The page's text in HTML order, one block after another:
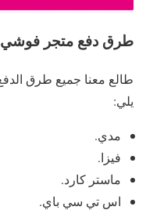
طرق دفع متجر فوشي
يلي:
مدي.
فيزا.
ماستر كارد.
اس تي سي باي.